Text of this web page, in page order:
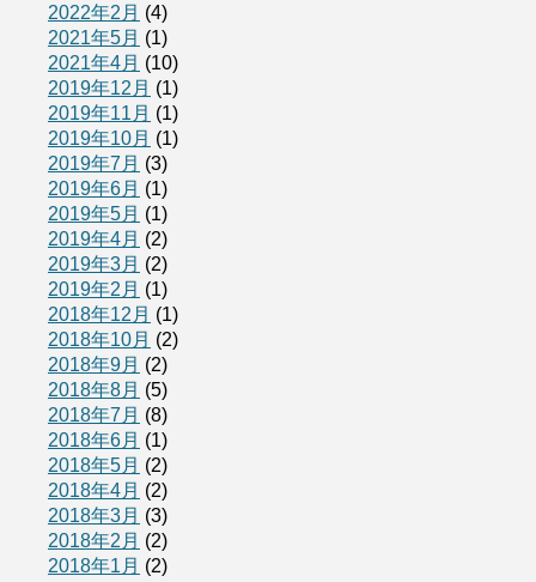
2022年2月 (4)
2021年5月 (1)
2021年4月 (10)
2019年12月 (1)
2019年11月 (1)
2019年10月 (1)
2019年7月 (3)
2019年6月 (1)
2019年5月 (1)
2019年4月 (2)
2019年3月 (2)
2019年2月 (1)
2018年12月 (1)
2018年10月 (2)
2018年9月 (2)
2018年8月 (5)
2018年7月 (8)
2018年6月 (1)
2018年5月 (2)
2018年4月 (2)
2018年3月 (3)
2018年2月 (2)
2018年1月 (2)